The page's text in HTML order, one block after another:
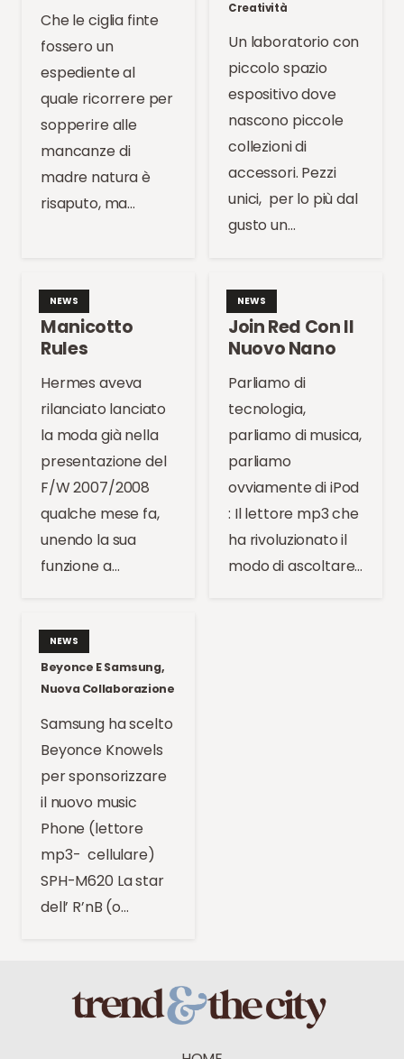
Che le ciglia finte
fossero un
espediente al
quale ricorrere per
sopperire alle
mancanze di
madre natura è
risaputo, ma…
Creatività
Un laboratorio con
piccolo spazio
espositivo dove
nascono piccole
collezioni di
accessori. Pezzi
unici, per lo più dal
gusto un…
NEWS
Manicotto
Rules
Hermes aveva
rilanciato lanciato
la moda già nella
presentazione del
F/W 2007/2008
qualche mese fa,
unendo la sua
funzione a…
NEWS
Join Red Con Il
Nuovo Nano
Parliamo di
tecnologia,
parliamo di musica,
parliamo
ovviamente di iPod
: Il lettore mp3 che
ha rivoluzionato il
modo di ascoltare…
NEWS
Beyonce E Samsung,
Nuova Collaborazione
Samsung ha scelto
Beyonce Knowels
per sponsorizzare
il nuovo music
Phone (lettore
mp3- cellulare)
SPH-M620 La star
dell’ R’nB (o…